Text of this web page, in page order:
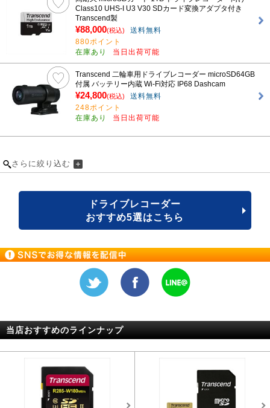
Class10 UHS-I U3 V30 SDカード変換アダプタ付き
Transcend製
¥88,000(税込)
送料無料
880ポイント
在庫あり
当日出荷可能
Transcend 二輪車用ドライブレコーダー microSD64GB
付属 バッテリー内蔵 Wi-Fi対応 IP68 Dashcam
¥24,800(税込)
送料無料
248ポイント
在庫あり
当日出荷可能
さらに絞り込む
ドライブレコーダー
おすすめ5選はこちら
当店おすすめのラインナップ